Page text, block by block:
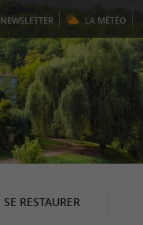
NEWSLETTER LA MÉTÉO
SE RESTAURER